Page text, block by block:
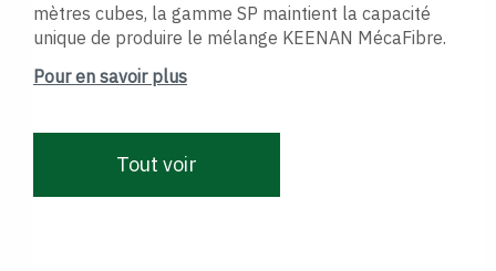
mètres cubes, la gamme SP maintient la capacité
unique de produire le mélange KEENAN MécaFibre.
Pour en savoir plus
Tout voir